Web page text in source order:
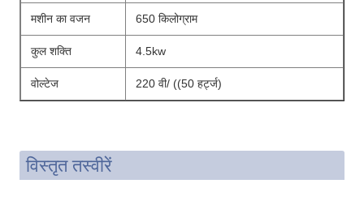
मशीन का वजन 650 किलोग्राम
कुल शक्ति 4.5kw
वोल्टेज 220 वी/ ((50 हर्ट्ज)
विस्तृत तस्वीरें